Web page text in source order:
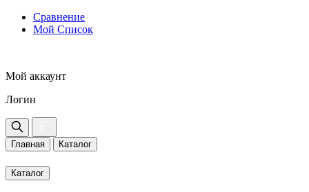
Сравнение
Мой Список
Мой аккаунт
Логин
Главная Каталог
Каталог